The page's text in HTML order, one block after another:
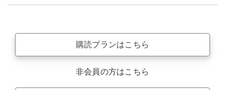
購読プランはこちら
非会員の方はこちら